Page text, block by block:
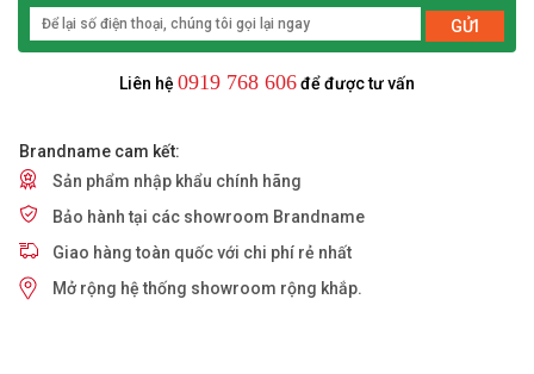
GỬI
Liên hệ 0919 768 606để được tư vấn
Brandname cam kết:
Sản phẩm nhập khẩu chính hãng
Bảo hành tại các showroom Brandname
Giao hàng toàn quốc với chi phí rẻ nhất
Mở rộng hệ thống showroom rộng khắp.